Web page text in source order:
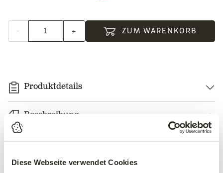
Diese Webseite verwendet Cookies
- + ZUM WARENKORB
Produktdetails
Beschreibung
Indianernessel 'Blaustrumpf' – Monarda fistulosa | violett-
winterhart